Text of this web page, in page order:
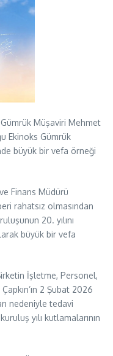
Müşaviri Mehmet
Ekinoks Gümrük
büyük bir vefa örneği
Finans Müdürü
rahatsız olmasından
20. yılını
büyük bir vefa
İşletme, Personel,
2 Şubat 2026
nedeniyle tedavi
yılı kutlamalarının